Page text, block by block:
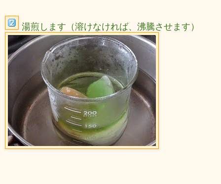
湯煎します（溶けなければ、沸騰させます）